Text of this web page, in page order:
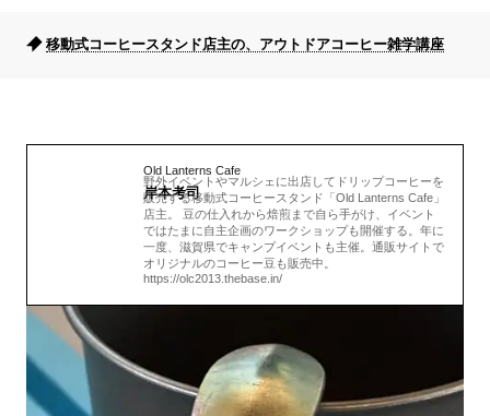
移動式コーヒースタンド店主の、アウトドアコーヒー雑学講座
Old Lanterns Cafe
岸本考司
野外イベントやマルシェに出店してドリップコーヒーを
販売する移動式コーヒースタンド「Old Lanterns Cafe」
店主。 豆の仕入れから焙煎まで自ら手がけ、イベント
ではたまに自主企画のワークショップも開催する。年に
一度、滋賀県でキャンプイベントも主催。通販サイトで
オリジナルのコーヒー豆も販売中。
https://olc2013.thebase.in/